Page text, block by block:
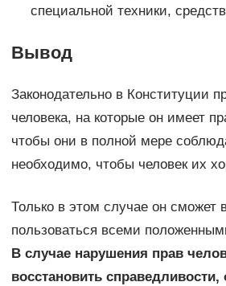
специальной техники,
Вывод
Законодательно в Конституции
человека, на которые он имеет
чтобы они в полной мере
необходимо, чтобы человек их
Только в этом случае он сможет
пользоваться всеми
В случае нарушения прав
восстановить